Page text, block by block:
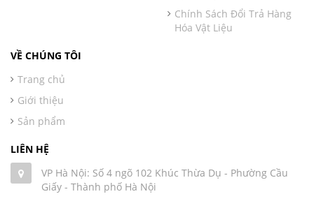
Chính Sách Đổi Trả Hàng
Hóa Vật Liệu
VỀ CHÚNG TÔI
Trang chủ
Giới thiệu
Sản phẩm
LIÊN HỆ
VP Hà Nội: Số 4 ngõ 102 Khúc Thừa Dụ - Phường Cầu
Giấy - Thành phố Hà Nội